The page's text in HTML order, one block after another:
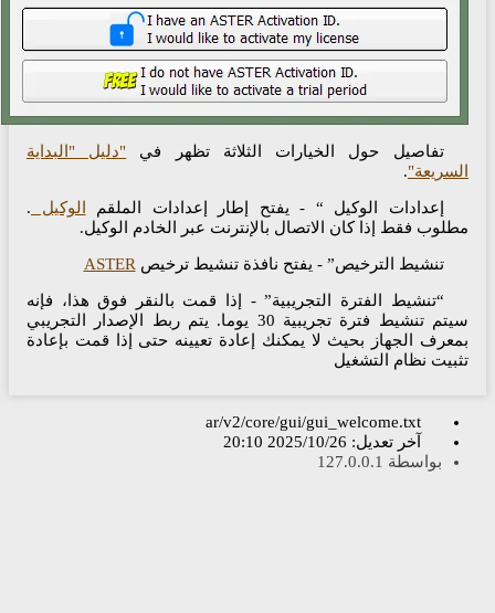
تفاصيل حول الخيارات الثلاثة تظهر في "دليل "البداية
.
إعدادات الوكيل “ - يفتح إطار إعدادات الملقمالوكيل.
فقط إذا كان الاتصال بالإنترنت عبر الخادم الوكيل.
تنشيط الترخيص” - يفتح نافذة تنشيط ترخيصASTER
“تنشيط الفترة التجريبية” - إذا قمت بالنقر فوق هذا، فإنه
سيتم تنشيط فترة تجريبية 30 يوما. يتم ربط الإصدار التجريبي
الجهاز بحيث لا يمكنك إعادة تعيينه حتى إذا قمت بإعادة
نظام التشغيل
ar/v2/core/gui/gui_welcome.txt
آخر تعديل:2025/10/26 20:10
بواسطة127.0.0.1